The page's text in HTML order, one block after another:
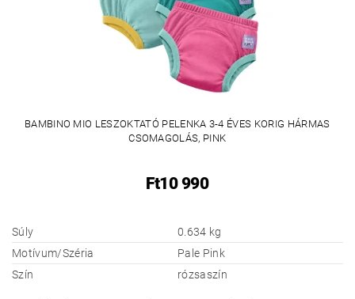
BAMBINO MIO LESZOKTATÓ PELENKA 3-4 ÉVES KORIG HÁRMAS
CSOMAGOLÁS, PINK
Ft10 990
Súly
0.634 kg
Motívum/Széria
Pale Pink
Szín
rózsaszín